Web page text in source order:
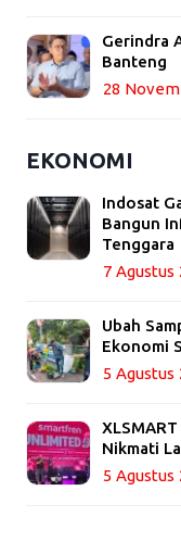
Gerindra
Banteng
28
EKONOMI
Indosat
Bangun
Tenggara
7 Agustus
Ubah
Ekonomi
5 Agustus
Nikmati
5 Agustus